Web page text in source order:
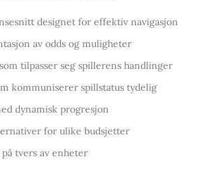
designet for effektiv navigasjon
av odds og muligheter
tilpasser seg spillerens handlinger
kommuniserer spillstatus tydelig
dynamisk progresjon
for ulike budsjetter
tvers av enheter